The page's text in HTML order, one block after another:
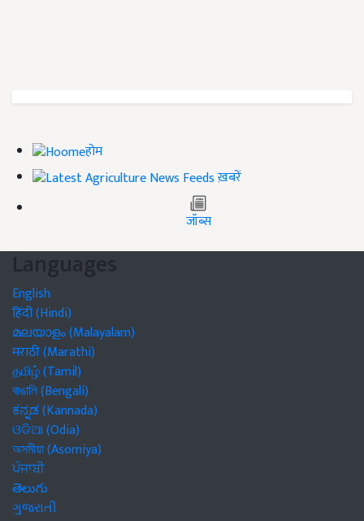
होम
ख़बरें
जॉब्स
Languages
English
हिंदी (Hindi)
മലയാളം (Malayalam)
मराठी (Marathi)
தமிழ் (Tamil)
বাঙালি (Bengali)
ಕನ್ನಡ (Kannada)
ଓଡିଆ (Odia)
অসমীয়া (Asomiya)
ਪੰਜਾਬੀ
తెలుగు
ગુજરાતી